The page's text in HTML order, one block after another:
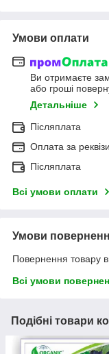
Умови оплати
Ви отримаєте
або гроші
Детальніше
Післяплата
Оплата за
Післяплата
Всі умови оплати
Умови
Повернення товару
Всі умови
Подібні товари